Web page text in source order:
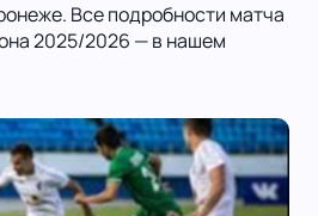
Все подробности матча
2025/2026 — в нашем